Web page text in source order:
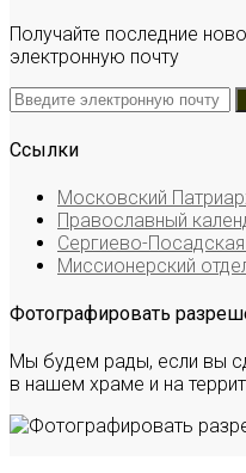
Получайте последние
электронную почту
Ссылки
Московский
Православный
Сергиево-
Миссионерский
Фотографировать
Мы будем рады, если вы
в нашем храме и на